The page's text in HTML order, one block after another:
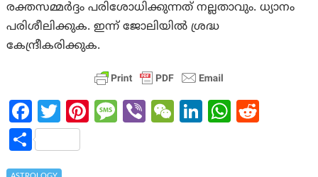
രക്തസമ്മർദ്ദം പരിശോധിക്കുന്നത് നല്ലതാവും. ധ്യാനം
പരിശീലിക്കുക. ഇന്ന് ജോലിയിൽ ശ്രദ്ധ
കേന്ദ്രീകരിക്കുക.
Fa
ce
b
T
w
itt
Pi M Vi W Li W
S
h